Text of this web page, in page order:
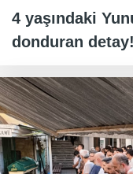
4 yaşındaki
donduran